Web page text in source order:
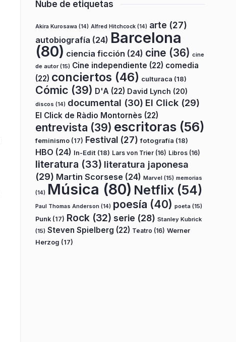
Nube de etiquetas
Akira Kurosawa (14) Alfred Hitchcock (14) arte (27)
autobiografía (24) Barcelona
(80) ciencia ficción (24) cine (36) cine
de autor(15) Cine independiente (22) comedia
(22) conciertos (46) culturaca (18)
Cómic (39) D'A (22) David Lynch (20)
discos (14) documental (30) El Click (29)
El Click de Ràdio Montornès (22)
entrevista (39) escritoras (56)
feminismo (17) Festival (27) fotografía (18)
HBO (24) In-Edit (18) Lars von Trier (16) Libros (16)
literatura (33) literatura japonesa
(29) Martin Scorsese (24) Marvel (15) memorias
(14) Música (80) Netflix (54)
Paul Thomas Anderson (14) poesía (40) poeta (15)
Punk (17) Rock (32) serie (28) Stanley Kubrick
(15) Steven Spielberg (22) Teatro (16) Werner
Herzog (17)